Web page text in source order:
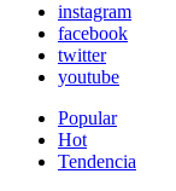
instagram
facebook
twitter
youtube
Popular
Hot
Tendencia